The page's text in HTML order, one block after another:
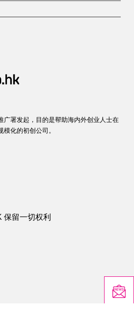
广署发起，目的是帮助海内外创业人士在
化的初创公司。
保留一切权利